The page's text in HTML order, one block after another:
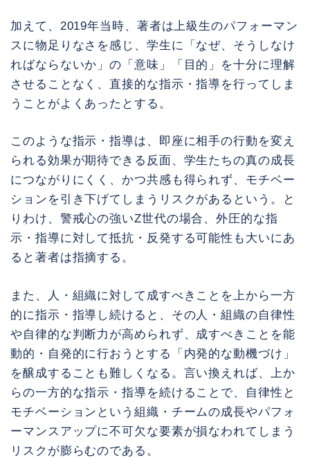
加えて、2019年当時、著者は上級生のパフォーマン
スに物足りなさを感じ、学生に「なぜ、そうしなけ
ればならないか」の「意味」「目的」を十分に理解
させることなく、直接的な指示・指導を行ってしま
うことがよくあったとする。
このような指示・指導は、即座に相手の行動を変え
られる効果が期待できる反面、学生たちの真の成長
につながりにくく、かつ共感も得られず、モチベー
ションを引き下げてしまうリスクがあるという。と
りわけ、警戒心の強いZ世代の場合、外圧的な指
示・指導に対して抵抗・反発する可能性も大いにあ
ると著者は指摘する。
また、人・組織に対して成すべきことを上から一方
的に指示・指導し続けると、その人・組織の自律性
や自律的な判断力が高められず、成すべきことを能
動的・自発的に行おうとする「内発的な動機づけ」
を醸成することも難しくなる。言い換えれば、上か
らの一方的な指示・指導を続けることで、自律性と
モチベーションという組織・チームの成長やパフォ
ーマンスアップに不可欠な要素が損なわれてしまう
リスクが膨らむのである。